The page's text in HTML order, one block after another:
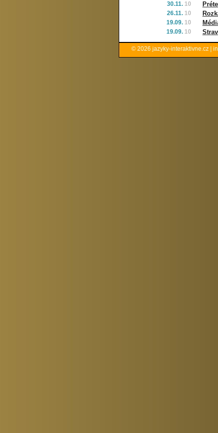
30.11. 10
26.11. 10
19.09. 10
19.09. 10
© 2026 jazyky-interaktivne.cz